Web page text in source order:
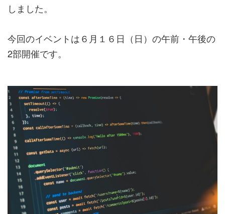
しました。
今回のイベントは６月１６日（日）の午前・午後の
2部開催です。